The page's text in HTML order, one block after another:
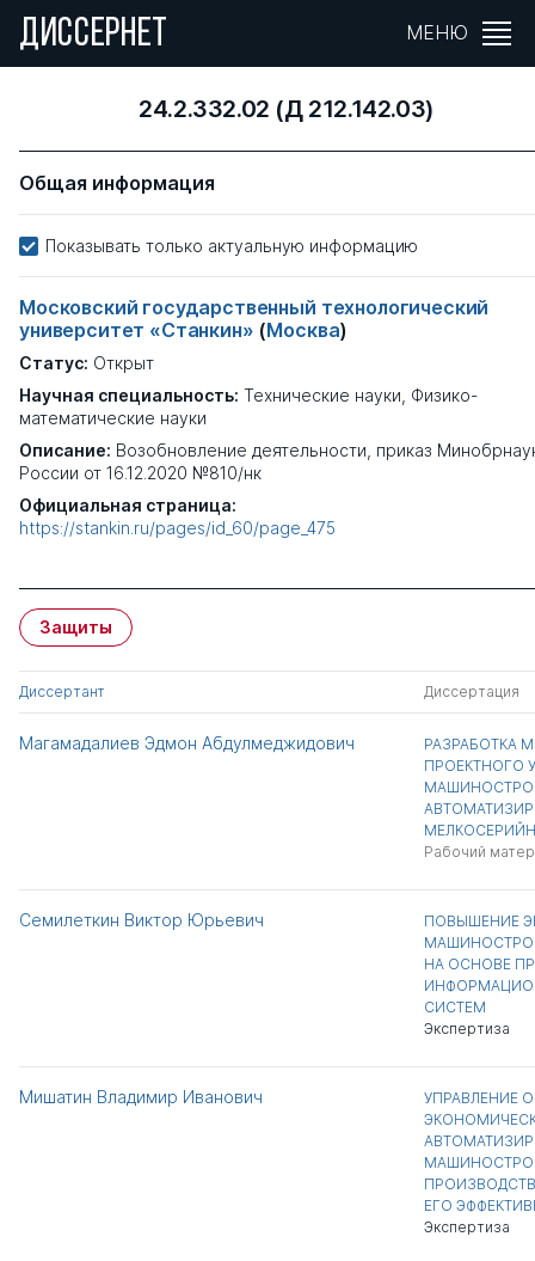
ДИССЕРНЕТ МЕНЮ
24.2.332.02 (Д 212.142.03)
Общая информация
Показывать только актуальную информацию
Московский государственный технологический
университет «Станкин» (Москва)
Статус: Открыт
Научная специальность: Технические науки, Физико-
математические науки
Описание: Возобновление деятельности, приказ
России от 16.12.2020 №810/нк
Официальная страница:
https://stankin.ru/pages/id_60/page_475
Защиты
Диссертант Диссертация
Магамадалиев Эдмон Абдулмеджидович
РАЗРАБОТКА
ПРОЕКТНОГО
Рабочий
Семилеткин Виктор Юрьевич
ПОВЫШЕНИЕ
НА ОСНОВЕ
СИСТЕМ
Экспертиза
Мишатин Владимир Иванович
УПРАВЛЕНИЕ
ЕГО
Экспертиза